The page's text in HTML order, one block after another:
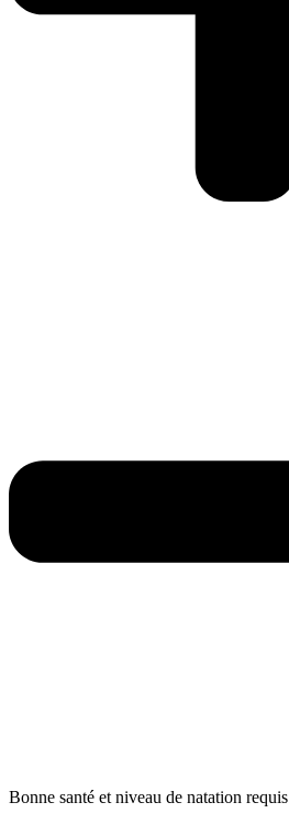
Bonne santé et niveau de natation requis